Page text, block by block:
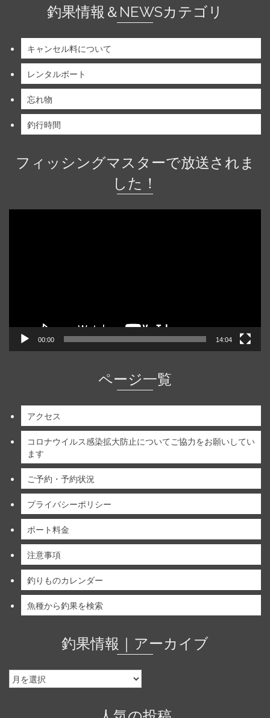
釣果情報＆NEWSカテゴリ
キャンセル料について
レンタルボート
忘れ物
釣行時間
フィッシングマスターで放送されま
した！
00:00 14:04
ページ一覧
アクセス
コロナウイルス感染拡大防止についてご協力をお願いしてい
ます
ご予約・予約状況
プライバシーポリシー
ボート料金
注意事項
釣りものカレンダー
魚種から釣果を検索
釣果情報｜アーカイブ
釣
果